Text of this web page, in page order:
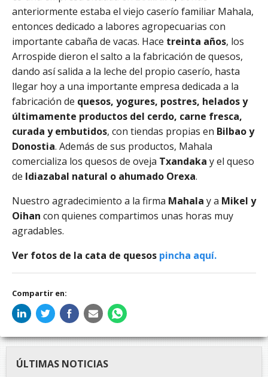
anteriormente estaba el viejo caserío familiar Mahala,
entonces dedicado a labores agropecuarias con
importante cabaña de vacas. Hace treinta años, los
Arrospide dieron el salto a la fabricación de quesos,
dando así salida a la leche del propio caserío, hasta
llegar hoy a una importante empresa dedicada a la
fabricación de quesos, yogures, postres, helados y
últimamente productos del cerdo, carne fresca,
curada y embutidos, con tiendas propias en Bilbao y
Donostia. Además de sus productos, Mahala
comercializa los quesos de oveja Txandaka y el queso
de Idiazabal natural o ahumado Orexa.
Nuestro agradecimiento a la firma Mahala y a Mikel y
Oihan con quienes compartimos unas horas muy
agradables.
Ver fotos de la cata de quesos pincha aquí.
Compartir en:
ÚLTIMAS NOTICIAS